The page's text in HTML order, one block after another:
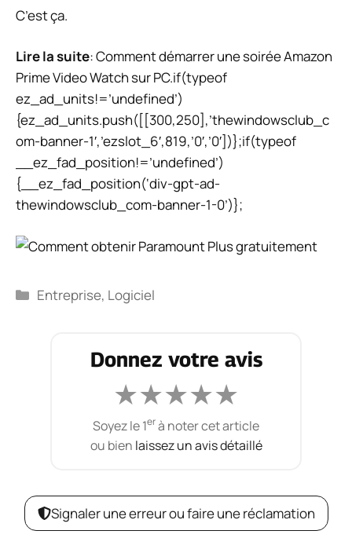
C’est ça.
Lire la suite: Comment démarrer une soirée Amazon
Prime Video Watch sur PC.if(typeof
ez_ad_units!=’undefined’)
{ez_ad_units.push([[300,250],’thewindowsclub_c
om-banner-1′,’ezslot_6′,819,’0′,’0′])};if(typeof
__ez_fad_position!=’undefined’)
{__ez_fad_position(‘div-gpt-ad-
thewindowsclub_com-banner-1-0’)};
Catégories
Entreprise, Logiciel
Donnez votre avis
★★★★★
Soyez le 1erà noter cet article
ou bien laissez un avis détaillé
Signaler une erreur ou faire une réclamation